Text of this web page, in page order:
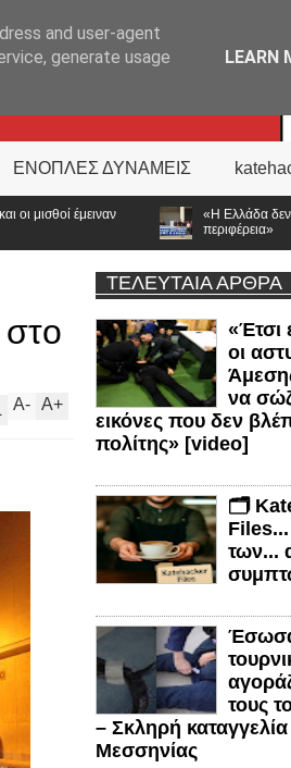
ΕΝΟΠΛΕΣ ΔΥΝΑΜΕΙΣ
δεν είναι μόνο η Αθήνα»: Ηχηρό μήνυμα από
A+
A-
ΤΕΛΕΥΤΑΙΑ ΑΡΘΡΑ
«Έτσι
οι
να
εικόνες που δεν
πολίτης» [video]
🗂️
των...
τους
– Σκληρή
Μεσσηνίας
and user-agent
generate usage
LEARN